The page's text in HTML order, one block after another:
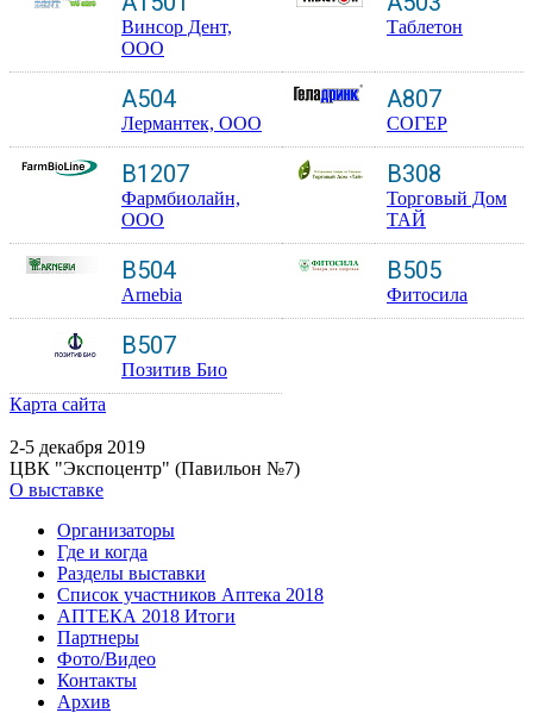
Винсор Дент,
ООО
Таблетон
A504
Лермантек, ООО
A807
СОГЕР
B1207
Фармбиолайн,
ООО
B308
Торговый Дом
ТАЙ
B504
Arnebia
B505
Фитосила
B507
Позитив Био
Карта сайта
2-5 декабря 2019
ЦВК "Экспоцентр" (Павильон №7)
О выставке
Организаторы
Где и когда
Разделы выставки
Список участников Аптека 2018
АПТЕКА 2018 Итоги
Партнеры
Фото/Видео
Контакты
Архив